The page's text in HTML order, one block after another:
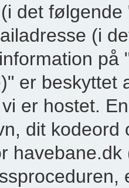
det
(i
på
er beskyttet
er hostet.
dit